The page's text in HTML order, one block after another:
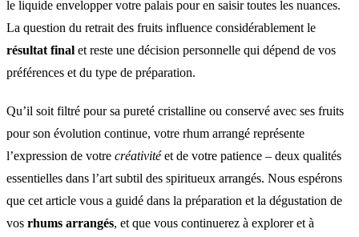
le liquide envelopper votre palais pour en saisir toutes les nuances.
La question du retrait des fruits influence considérablement le
résultat final et reste une décision personnelle qui dépend de vos
préférences et du type de préparation.
Qu’il soit filtré pour sa pureté cristalline ou conservé avec ses fruits
pour son évolution continue, votre rhum arrangé représente
l’expression de votre créativitéet de votre patience – deux qualités
essentielles dans l’art subtil des spiritueux arrangés. Nous espérons
que cet article vous a guidé dans la préparation et la dégustation de
vos rhums arrangés, et que vous continuerez à explorer et à